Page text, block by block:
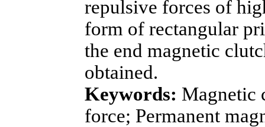
repulsive forces of
form of rectangular
the end magnetic
obtained.
Keywords: Magnetic
force; Permanent